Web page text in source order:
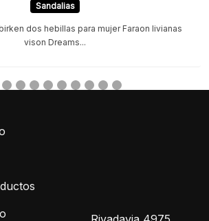
Sandalias
dos hebillas para mujer Faraon livianas
vison Dreams...